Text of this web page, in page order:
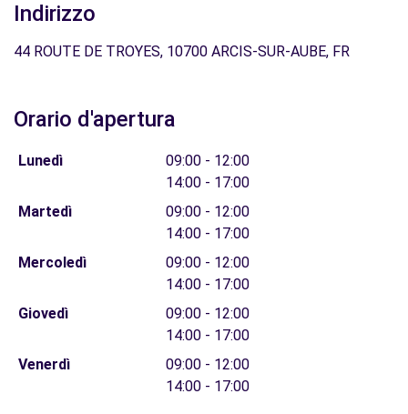
Indirizzo
44 ROUTE DE TROYES, 10700 ARCIS-SUR-AUBE, FR
Orario d'apertura
Lunedì
09:00 - 12:00
14:00 - 17:00
Martedì
09:00 - 12:00
14:00 - 17:00
Mercoledì
09:00 - 12:00
14:00 - 17:00
Giovedì
09:00 - 12:00
14:00 - 17:00
Venerdì
09:00 - 12:00
14:00 - 17:00